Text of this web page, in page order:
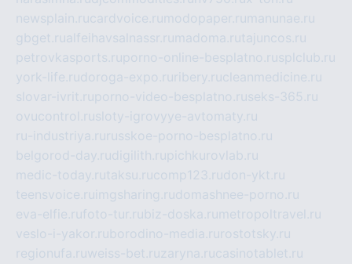
newsplain.rucardvoice.ru modopaper.ru manunae.ru
gbget.rualfeihavsalnassr.ru madoma.rutajuncos.ru
petrovkasports.ruporno-online-besplatno.rusplclub.ru
york-life.rudoroga-expo.ru ribery.rucleanmedicine.ru
slovar-ivrit.ruporno-video-besplatno.ruseks-365.ru
ovucontrol.rusloty-igrovyye-avtomaty.ru
ru-industriya.ru russkoe-porno-besplatno.ru
belgorod-day.rudigilith.rupichkurovlab.ru
medic-today.rutaksu.rucomp123.rudon-ykt.ru
teensvoice.ru imgsharing.rudomashnee-porno.ru
eva-elfie.rufoto-tur.rubiz-doska.ru metropoltravel.ru
veslo-i-yakor.ruborodino-media.ru rostotsky.ru
regionufa.ruweiss-bet.ruzaryna.rucasinotablet.ru